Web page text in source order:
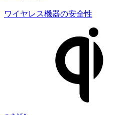
ワイヤレス機器の安全性